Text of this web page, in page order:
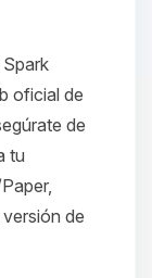
oficial de
de
tu
de